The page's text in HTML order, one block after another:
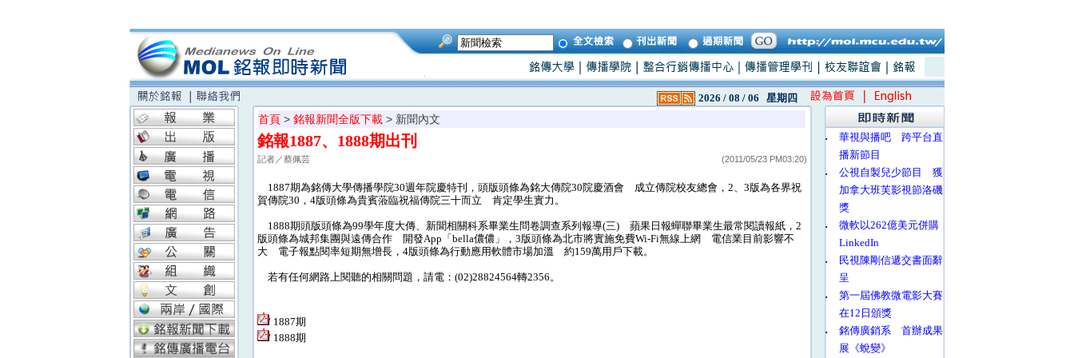
2026 / 08 / 06 星期四
首頁 > 銘報新聞全版下載 > 新聞內文
銘報1887、1888期出刊
記者／蔡佩芸 (2011/05/23 PM03:20)
1887期為銘傳大學傳播學院30週年院慶特刊，頭版頭條為銘大傳院30院慶酒會 成立傳院校友總會，2、3版為各界祝
賀傳院30，4版頭條為貴賓蒞臨祝福傳院三十而立 肯定學生實力。
1888期頭版頭條為99學年度大傳、新聞相關科系畢業生問卷調查系列報導(三) 蘋果日報蟬聯畢業生最常閱讀報紙，2
版頭條為城邦集團與遠傳合作 開發App「bella儂儂」，3版頭條為北市將實施免費Wi-Fi無線上網 電信業目前影響不
大 電子報點閱率短期無增長，4版頭條為行動應用軟體市場加溫 約159萬用戶下載。
若有任何網路上閱聽的相關問題，請電：(02)28824564轉2356。
1887期
1888期
‧
華視與播吧 跨平台直
播新節目
‧
公視自製兒少節目 獲
加拿大班芙影視節洛磯
獎
‧
微軟以262億美元併購
LinkedIn
‧
民視陳剛信遞交書面辭
呈
‧
第一屆佛教微電影大賽
在12日頒獎
‧
銘傳廣銷系 首辦成果
展《蛻變》